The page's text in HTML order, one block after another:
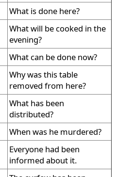
What is done here?
What will be cooked in the
evening?
What can be done now?
Why was this table
removed from here?
What has been
distributed?
When was he murdered?
Everyone had been
informed about it.